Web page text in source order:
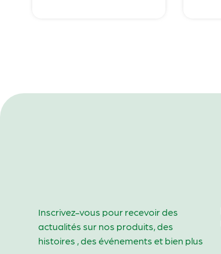
Inscrivez-vous pour recevoir des
actualités sur nos produits, des
histoires , des événements et bien plus